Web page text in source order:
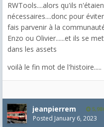
RWTools....alors qu'ils
nécessaires....donc pour
fais parvenir à la
Enzo ou Olivier......et ils se
dans les assets
voilà le fin mot de l'histoire.....
jeanpierrem
Posted January 6, 2023